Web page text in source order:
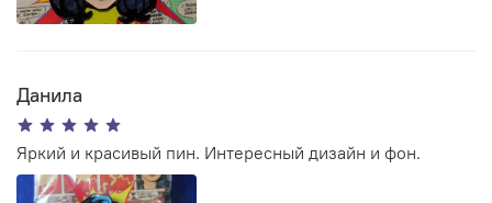
Данила
Яркий и красивый пин. Интересный дизайн и фон.